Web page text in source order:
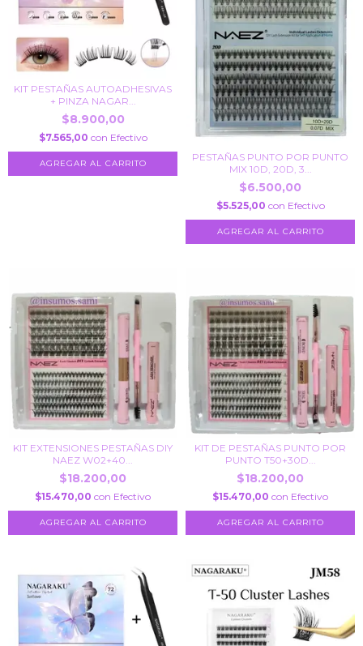
KIT PESTAÑAS AUTOADHESIVAS
+ PINZA NAGAR...
$8.900,00
$7.565,00 con Efectivo
PESTAÑAS PUNTO POR PUNTO
MIX 10D, 20D, 3...
$6.500,00
$5.525,00 con Efectivo
AGREGAR AL CARRITO
KIT EXTENSIONES PESTAÑAS DIY
NAEZ W02+40...
$18.200,00
$15.470,00 con Efectivo
KIT DE PESTAÑAS PUNTO POR
PUNTO T50+30D...
$18.200,00
$15.470,00 con Efectivo